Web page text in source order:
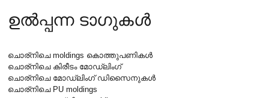
ഉൽപ്പന്ന ടാഗുകൾ
ചൊര്നിചെ moldings കൊത്തുപണികൾ
ചൊര്നിചെ കിരീടം മോഡ്ലിംഗ്
ചൊര്നിചെ മോഡ്ലിംഗ് ഡിസൈനുകൾ
ചൊര്നിചെ PU moldings